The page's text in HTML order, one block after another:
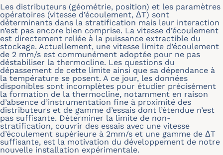
Les distributeurs (géométrie, position) et les paramètres
opératoires (vitesse d’écoulement, ΔT) sont
déterminants dans la stratification mais leur interaction
n’est pas encore bien comprise. La vitesse d’écoulement
est directement reliée à la puissance extractible du
stockage. Actuellement, une vitesse limite d’écoulement
de 2 mm/s est communément adoptée pour ne pas
déstabiliser la thermocline. Les questions du
dépassement de cette limite ainsi que sa dépendance à
la température se posent. A ce jour, les données
disponibles sont incomplètes pour étudier précisément
la formation de la thermocline, notamment en raison
d’absence d’instrumentation fine à proximité des
distributeurs et de gamme d’essais dont l’étendue n’est
pas suffisante. Déterminer la limite de non-
stratification, couvrir des essais avec une vitesse
d’écoulement supérieure à 2mm/s et une gamme de ΔT
suffisante, est la motivation du développement de notre
nouvelle installation expérimentale.